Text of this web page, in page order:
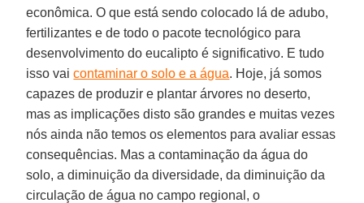
econômica. O que está sendo colocado lá de adubo,
fertilizantes e de todo o pacote tecnológico para
desenvolvimento do eucalipto é significativo. E tudo
isso vaicontaminar o solo e a água. Hoje, já somos
capazes de produzir e plantar árvores no deserto,
mas as implicações disto são grandes e muitas vezes
nós ainda não temos os elementos para avaliar essas
consequências. Mas a contaminação da água do
solo, a diminuição da diversidade, da diminuição da
circulação de água no campo regional, o